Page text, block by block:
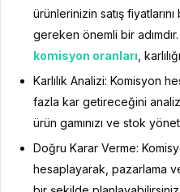
ürünlerinizin satış
gereken önemli bir
komisyon oranları ,
Karlılık Analizi: Komisyon
fazla kar getireceğini analiz
ürün gamınızı ve stok
Doğru Karar Verme:
hesaplayarak, pazarlama